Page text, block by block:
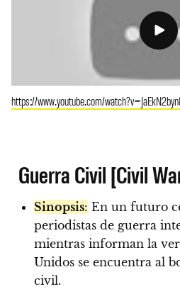
https://www.youtube.com/
Guerra Civil [Civil
Sinopsis: En un futuro
periodistas de guerra
mientras informan la
Unidos se encuentra al
civil.